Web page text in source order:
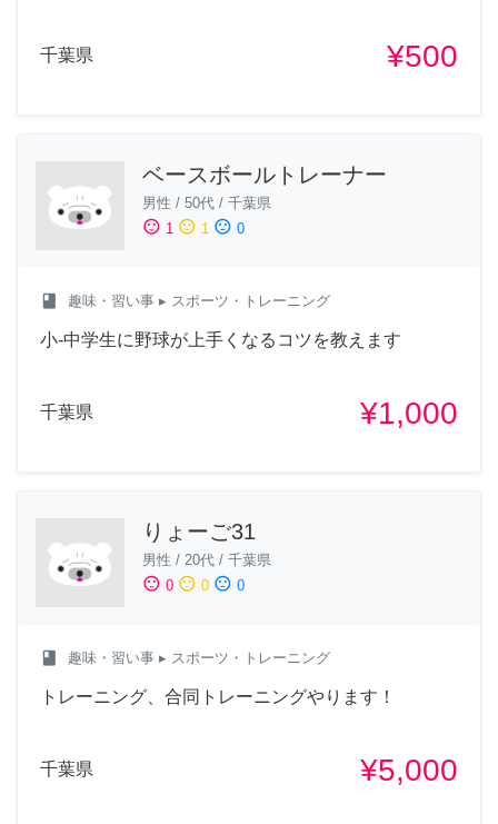
千葉県 ¥500
ベースボールトレーナー
男性 / 50代 / 千葉県
sentiment_satisfied 1 sentiment_neutral 1 sentiment_dissatisfied 0
class 趣味・習い事 ▸ スポーツ・トレーニング
小-中学生に野球が上手くなるコツを教えます
千葉県 ¥1,000
りょーご31
男性 / 20代 / 千葉県
sentiment_satisfied 0 sentiment_neutral 0 sentiment_dissatisfied 0
class 趣味・習い事 ▸ スポーツ・トレーニング
トレーニング、合同トレーニングやります！
千葉県 ¥5,000